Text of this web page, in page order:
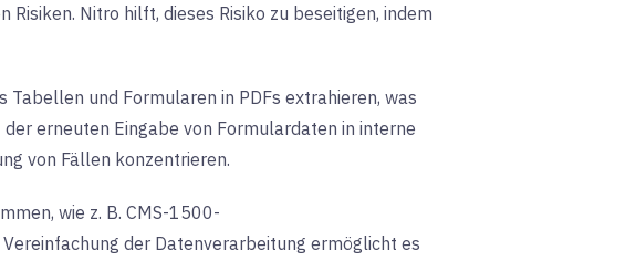
Nitro hilft, dieses Risiko zu beseitigen, indem
und Formularen in PDFs extrahieren, was
erneuten Eingabe von Formulardaten in interne
von Fällen konzentrieren.
wie z. B. CMS-1500-
der Datenverarbeitung ermöglicht es